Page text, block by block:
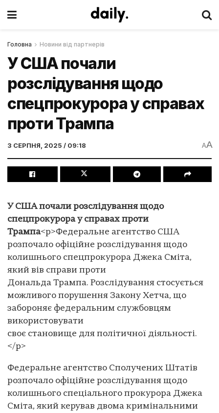
Головна Новини від партнерів
У США почали
розслідування щодо
спецпрокурора у справах
проти Трампа
3 СЕРПНЯ, 2025 / 09:18 AA
У США почали розслідування щодо
спецпрокурора у справах проти
Трампа<p>Федеральне агентство США
розпочало офіційне розслідування щодо
колишнього спецпрокурора Джека Сміта,
який вів справи проти
Дональда Трампа. Розслідування стосується
можливого порушення Закону Хетча, що
забороняє федеральним службовцям
використовувати
своє становище для політичної діяльності.
</p>
Федеральне агентство Сполучених Штатів
розпочало офіційне розслідування щодо
колишнього спеціального прокурора Джека
Сміта, який керував двома кримінальними